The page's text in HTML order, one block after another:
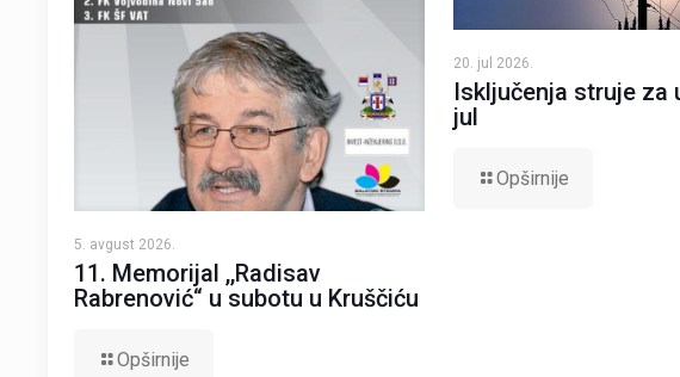
5. avgust 2026.
11. Memorijal ,,Radisav
Rabrenović“ u subotu u Kruščiću
Opširnije
20. jul 2026.
Isključenja struje za
jul
Opširnije